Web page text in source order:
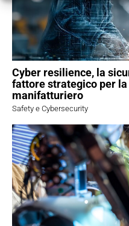
Cyber resilience, la
fattore strategico per
manifatturiero
Safety e Cybersecurity